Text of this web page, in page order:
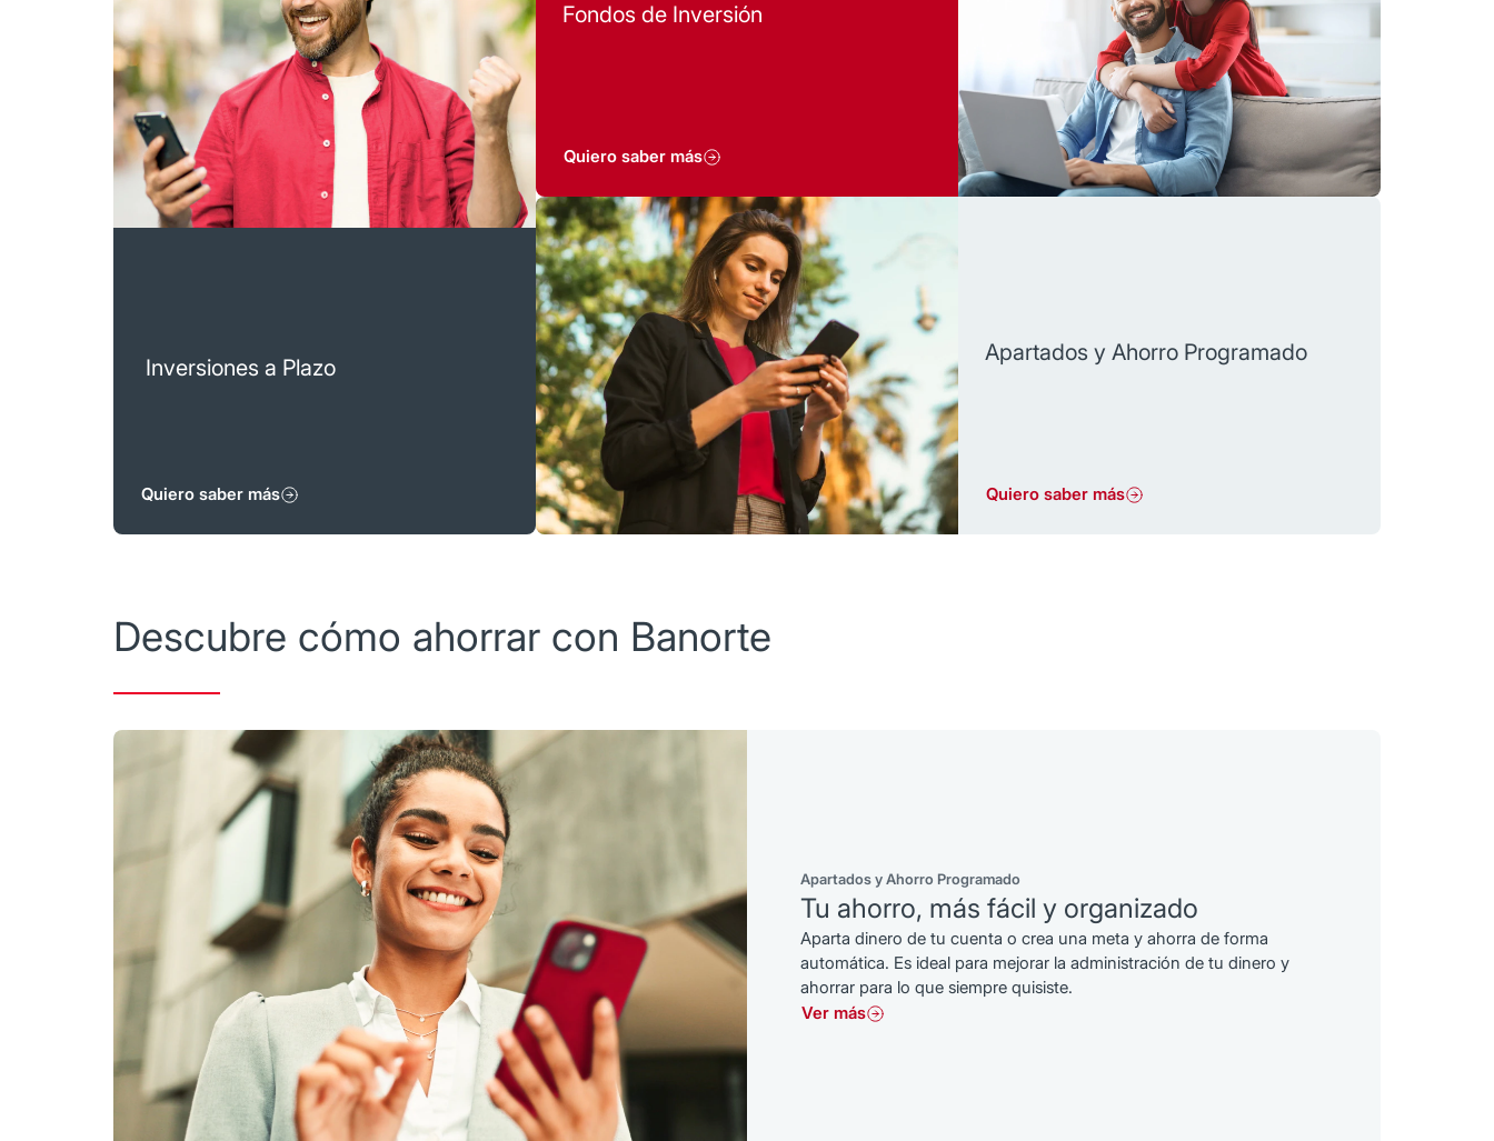
Inversiones a Plazo
Quiero saber más
Elige el plazo que más te convenga,
invierte desde $5,000 pesos a tasas
atractivas y, al finalizar, reinvierte o
retira el total de tu inversión. Cuentas
con nuestro acompañamiento en
Fondos de Inversión
Quiero saber más
Apartados y Ahorro Programado
Quiero saber más
Descubre cómo ahorrar con Banorte
Apartados y Ahorro Programado
Tu ahorro, más fácil y organizado
Aparta dinero de tu cuenta o crea una meta y ahorra de forma
automática. Es ideal para mejorar la administración de tu dinero y
ahorrar para lo que siempre quisiste.
Ver más